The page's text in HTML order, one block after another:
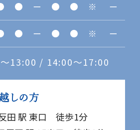
● ー ● ● ※ ー
● ー ● ● ※ ー
13:00 / 14:00〜17:00
しの方
田 駅 東口 徒歩1分